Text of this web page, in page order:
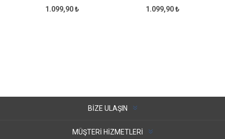
1.099,90 ₺ 1.099,90 ₺
BIZE ULAŞIN
MÜŞTERI HIZMETLERI